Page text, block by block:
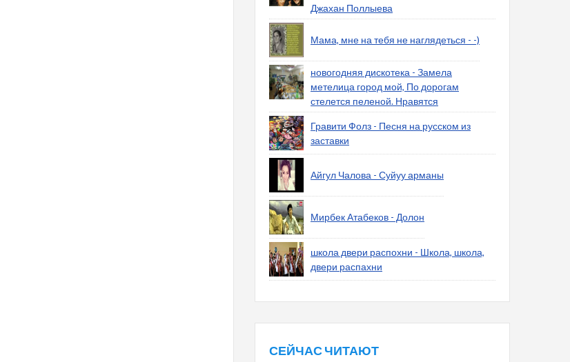
Джахан Поллыева
Мама, мне на тебя не наглядеться - -)
новогодняя дискотека - Замела
метелица город мой, По дорогам
стелется пеленой. Нравятся
Гравити Фолз - Песня на русском из
заставки
Айгул Чалова - Суйуу арманы
Мирбек Атабеков - Долон
школа двери распохни - Школа, школа,
двери распахни
СЕЙЧАС ЧИТАЮТ